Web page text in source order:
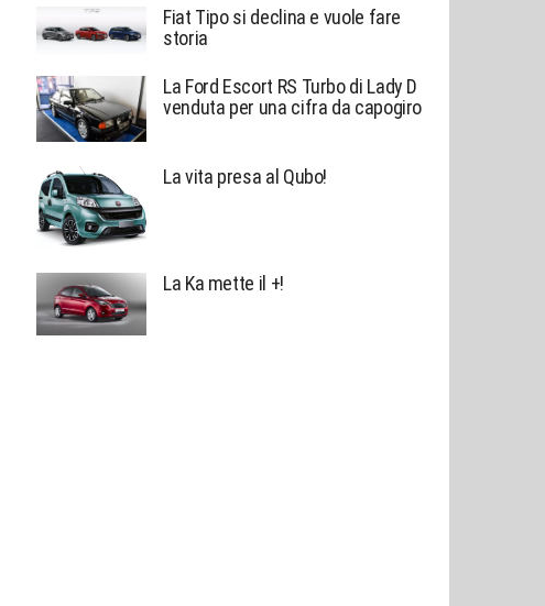
Fiat Tipo si declina e vuole fare
storia
La Ford Escort RS Turbo di Lady D
venduta per una cifra da capogiro
La vita presa al Qubo!
La Ka mette il +!